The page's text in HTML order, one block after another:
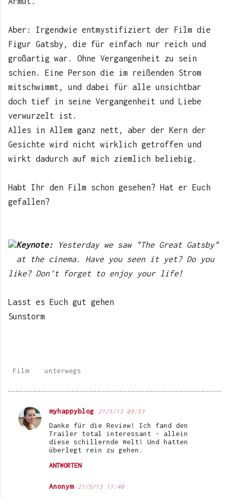
Aber: Irgendwie entmystifiziert der Film die
Figur Gatsby, die für einfach nur reich und
großartig war. Ohne Vergangenheit zu sein
schien. Eine Person die im reißenden Strom
mitschwimmt, und dabei für alle unsichtbar
doch tief in seine Vergangenheit und Liebe
verwurzelt ist.
Alles in Allem ganz nett, aber der Kern der
Gesichte wird nicht wirklich getroffen und
wirkt dadurch auf mich ziemlich beliebig.
Habt Ihr den Film schon gesehen? Hat er Euch
gefallen?
Keynote:
Yesterday we saw "The Great Gatsby"
at the cinema. Have you seen it yet? Do you
like? Don't forget to enjoy your life!
Lasst es Euch gut gehen
Sunstorm
Film unterwegs
K
myhappyblog 21/5/13 09:53
Danke für die Review! Ich fand den
Trailer total interessant - allein
diese schillernde Welt! Und hatten
überlegt rein zu gehen.
ANTWORTEN
Anonym 21/5/13 11:40